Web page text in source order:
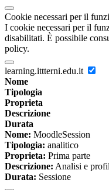
Cookie necessari per il
I cookie necessari per il
disabilitati. È possibile
policy.
learning.ittterni.edu.it
Nome
Tipologia
Proprieta
Descrizione
Durata
Nome: MoodleSession
Tipologia: analitico
Proprieta: Prima parte
Descrizione: Analisi e
Durata: Sessione